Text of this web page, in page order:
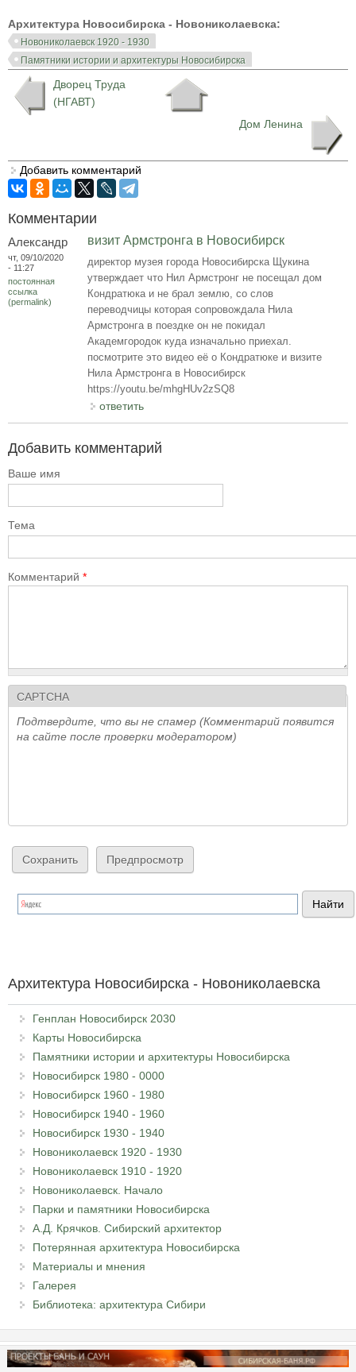
Архитектура Новосибирска - Новониколаевска:
Новониколаевск 1920 - 1930
Памятники истории и архитектуры Новосибирска
Дворец Труда
(НГАВТ)
Дом Ленина
Добавить комментарий
Комментарии
Александр
чт, 09/10/2020
- 11:27
постоянная
ссылка
(permalink)
визит Армстронга в Новосибирск
директор музея города Новосибирска Щукина
утверждает что Нил Армстронг не посещал дом
Кондратюка и не брал землю, со слов
переводчицы которая сопровождала Нила
Армстронга в поездке он не покидал
Академгородок куда изначально приехал.
посмотрите это видео её о Кондратюке и визите
Нила Армстронга в Новосибирск
https://youtu.be/mhgHUv2zSQ8
ответить
Добавить комментарий
Ваше имя
Тема
Комментарий *
CAPTCHA
Подтвердите, что вы не спамер (Комментарий появится
на сайте после проверки модератором)
Архитектура Новосибирска - Новониколаевска
Генплан Новосибирск 2030
Карты Новосибирска
Памятники истории и архитектуры Новосибирска
Новосибирск 1980 - 0000
Новосибирск 1960 - 1980
Новосибирск 1940 - 1960
Новосибирск 1930 - 1940
Новониколаевск 1920 - 1930
Новониколаевск 1910 - 1920
Новониколаевск. Начало
Парки и памятники Новосибирска
А.Д. Крячков. Сибирский архитектор
Потерянная архитектура Новосибирска
Материалы и мнения
Галерея
Библиотека: архитектура Сибири